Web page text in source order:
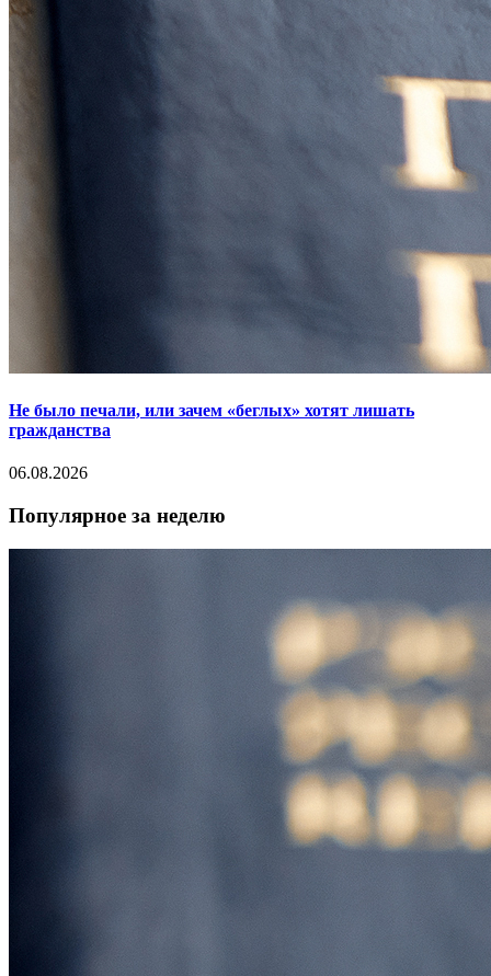
Не было печали, или зачем «беглых» хотят лишать
гражданства
06.08.2026
Популярное за неделю